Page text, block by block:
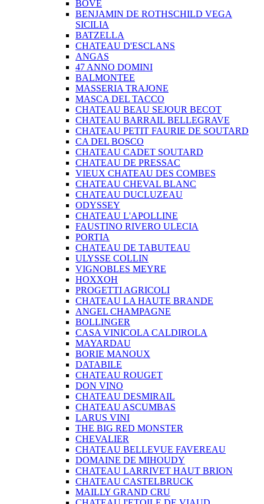
BOVE
BENJAMIN DE ROTHSCHILD VEGA
SICILIA
BATZELLA
CHATEAU D'ESCLANS
ANGAS
47 ANNO DOMINI
BALMONTEE
MASSERIA TRAJONE
MASCA DEL TACCO
CHATEAU BEAU SEJOUR BECOT
CHATEAU BARRAIL BELLEGRAVE
CHATEAU PETIT FAURIE DE SOUTARD
CA DEL BOSCO
CHATEAU CADET SOUTARD
CHATEAU DE PRESSAC
VIEUX CHATEAU DES COMBES
CHATEAU CHEVAL BLANC
CHATEAU DUCLUZEAU
ODYSSEY
CHATEAU L'APOLLINE
FAUSTINO RIVERO ULECIA
PORTIA
CHATEAU DE TABUTEAU
ULYSSE COLLIN
VIGNOBLES MEYRE
HOXXOH
PROGETTI AGRICOLI
CHATEAU LA HAUTE BRANDE
ANGEL CHAMPAGNE
BOLLINGER
CASA VINICOLA CALDIROLA
MAYARDAU
BORIE MANOUX
DATABILE
CHATEAU ROUGET
DON VINO
CHATEAU DESMIRAIL
CHATEAU ASCUMBAS
LARUS VINI
THE BIG RED MONSTER
CHEVALIER
CHATEAU BELLEVUE FAVEREAU
DOMAINE DE MIHOUDY
CHATEAU LARRIVET HAUT BRION
CHATEAU CASTELBRUCK
MAILLY GRAND CRU